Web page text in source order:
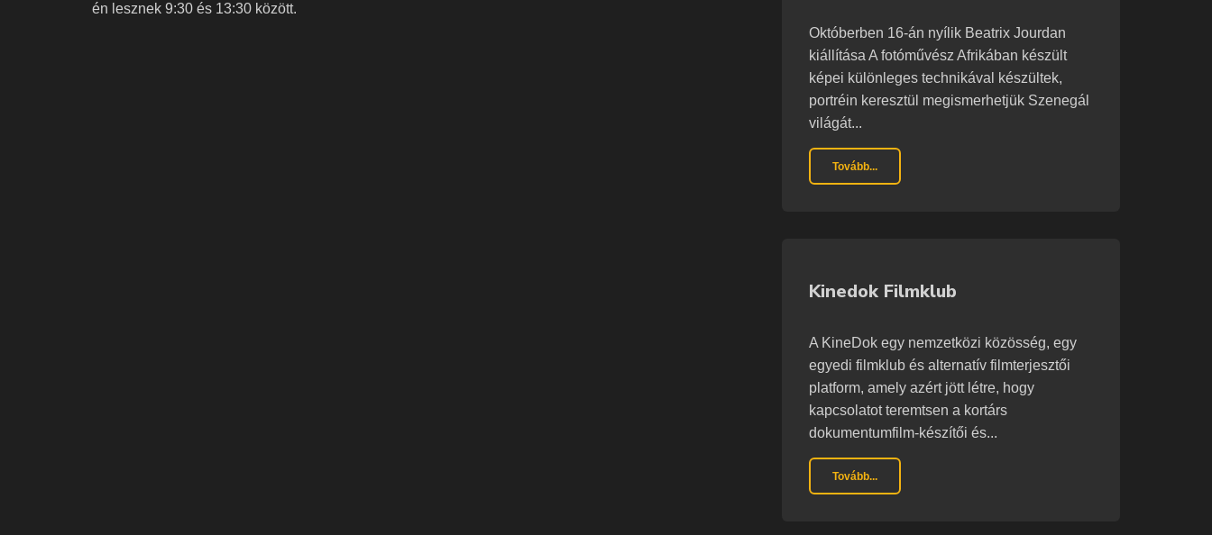
én lesznek 9:30 és 13:30 között.
Októberben 16-án nyílik Beatrix Jourdan
kiállítása A fotóművész Afrikában készült
képei különleges technikával készültek,
portréin keresztül megismerhetjük Szenegál
világát...
Tovább...
Kinedok Filmklub
A KineDok egy nemzetközi közösség, egy
egyedi filmklub és alternatív filmterjesztői
platform, amely azért jött létre, hogy
kapcsolatot teremtsen a kortárs
dokumentumfilm-készítői és...
Tovább...